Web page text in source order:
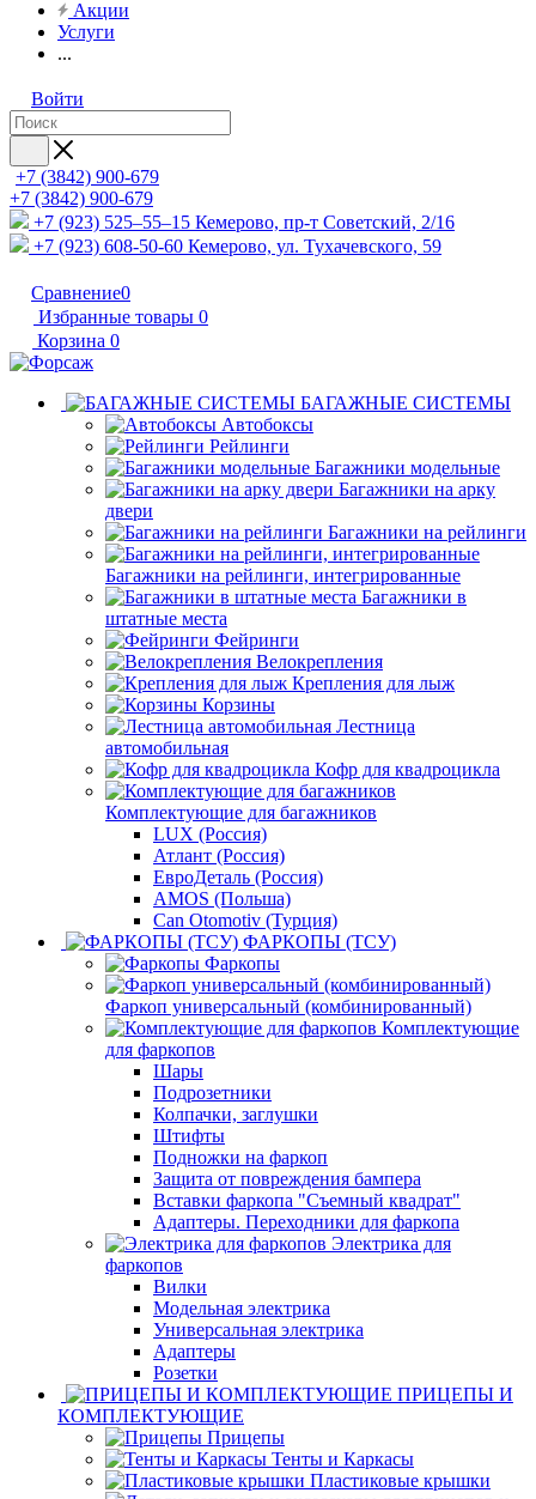
Акции
Услуги
...
Войти
+7 (3842) 900-679
+7 (3842) 900-679
+7 (923) 525–55–15 Кемерово, пр-т Советский, 2/16
+7 (923) 608-50-60 Кемерово, ул. Тухачевского, 59
Сравнение0
Избранные товары 0
Корзина 0
БАГАЖНЫЕ СИСТЕМЫ
Автобоксы
Рейлинги
Багажники модельные
Багажники на арку
двери
Багажники на рейлинги
Багажники на рейлинги, интегрированные
Багажники в
штатные места
Фейринги
Велокрепления
Крепления для лыж
Корзины
Лестница
автомобильная
Кофр для квадроцикла
Комплектующие для багажников
LUX (Россия)
Атлант (Россия)
ЕвроДеталь (Россия)
AMOS (Польша)
Can Otomotiv (Турция)
ФАРКОПЫ (ТСУ)
Фаркопы
Фаркоп универсальный (комбинированный)
Комплектующие
для фаркопов
Шары
Подрозетники
Колпачки, заглушки
Штифты
Подножки на фаркоп
Защита от повреждения бампера
Вставки фаркопа "Съемный квадрат"
Адаптеры. Переходники для фаркопа
Электрика для
фаркопов
Вилки
Модельная электрика
Универсальная электрика
Адаптеры
Розетки
ПРИЦЕПЫ И
КОМПЛЕКТУЮЩИЕ
Прицепы
Тенты и Каркасы
Пластиковые крышки